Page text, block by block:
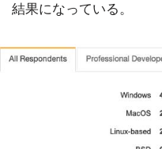
結果になっている。